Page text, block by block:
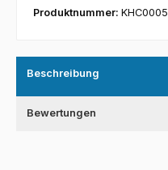
Produktnummer: KHC0005
Beschreibung
Bewertungen